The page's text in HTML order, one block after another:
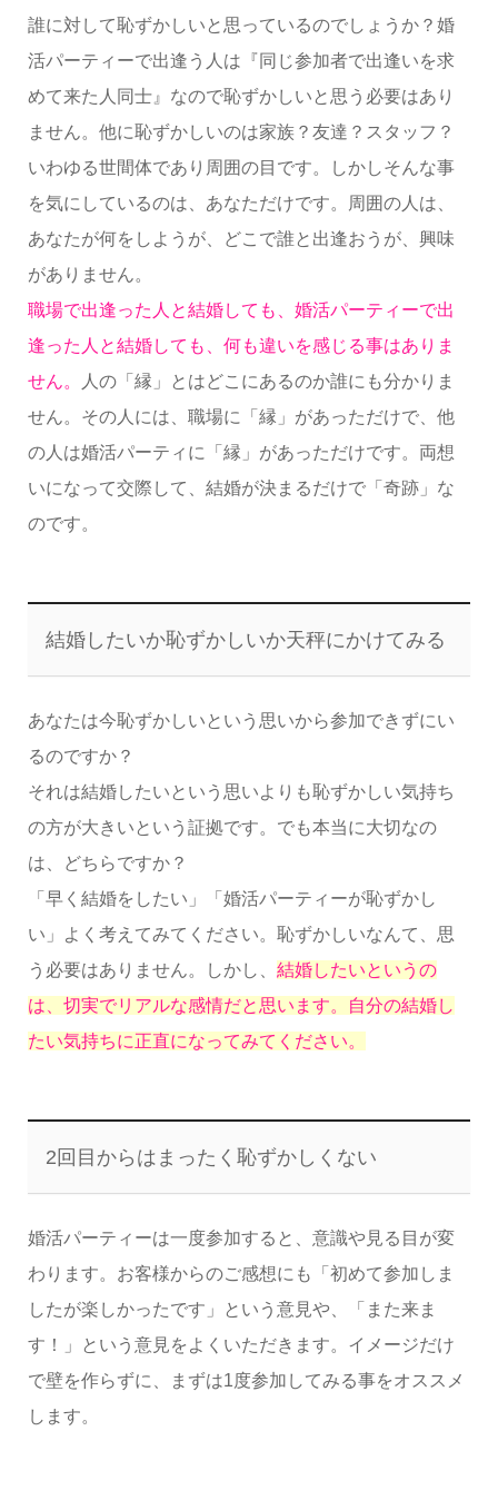
誰に対して恥ずかしいと思っているのでしょうか？婚
活パーティーで出逢う人は『同じ参加者で出逢いを求
めて来た人同士』なので恥ずかしいと思う必要はあり
ません。他に恥ずかしいのは家族？友達？スタッフ？
いわゆる世間体であり周囲の目です。しかしそんな事
を気にしているのは、あなただけです。周囲の人は、
あなたが何をしようが、どこで誰と出逢おうが、興味
がありません。
職場で出逢った人と結婚しても、婚活パーティーで出
逢った人と結婚しても、何も違いを感じる事はありま
せん。
人の「縁」と はどこにあるのか誰にも分かりま
せん。その人には、職場に「縁」があっただけで、他
の人は婚活パーティに「縁」があっただけです。両想
いになって交際して、結婚が決まるだけで「奇跡」な
のです。
結婚したいか恥ずかしいか天秤にかけてみる
あなたは今恥ずかしいという思いから参加できずにい
るのですか？
それは結婚したいという思いよりも恥ずかしい気持ち
の方が大きいという証拠です。でも本当に大切なの
は、どちらですか？
「早く結婚をしたい」「婚活パーティーが恥ずかし
い」よく考えてみてください。恥ずかしいなんて、思
う必要はありません。
しかし、 結婚したいというの
は、切実でリアルな感情だと思います。自分の結婚し
たい気持ちに正直になってみてください。
2回目からはまったく恥ずかしくない
婚活パーティーは一度参加すると、意識や見る目が変
わります。お客様からのご感想にも「初めて参加しま
したが楽しかったです」という意見や、「また来ま
す！」という意見をよくいただきます。イメージだけ
で壁を作らずに、まずは1度参加してみる事をオススメ
します。